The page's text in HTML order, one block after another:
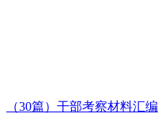
（30篇）干部考察材料汇编